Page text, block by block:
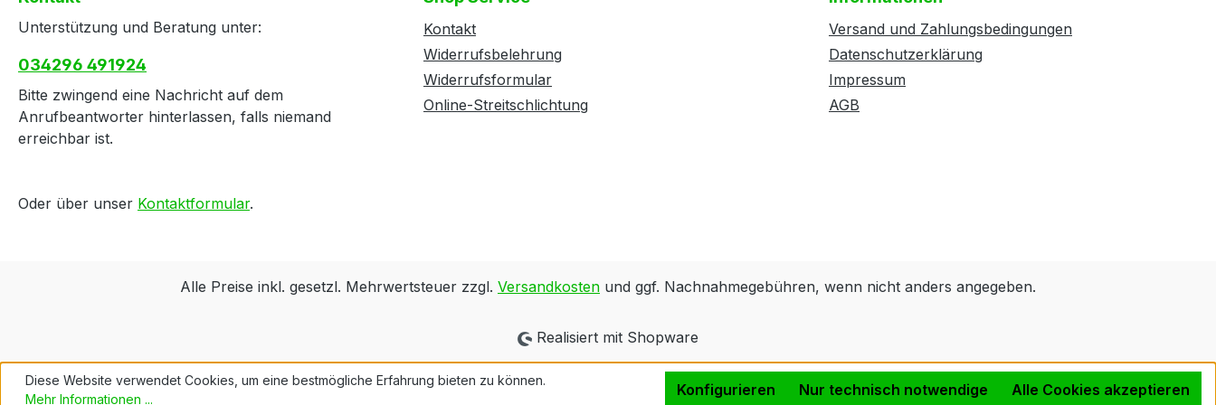
Unterstützung und Beratung unter:
034296 491924
Bitte zwingend eine Nachricht auf dem
Anrufbeantworter hinterlassen, falls niemand
erreichbar ist.
Oder über unser Kontaktformular.
Kontakt
Widerrufsbelehrung
Widerrufsformular
Online-Streitschlichtung
Versand und Zahlungsbedingungen
Datenschutzerklärung
Impressum
AGB
Alle Preise inkl. gesetzl. Mehrwertsteuer zzgl. Versandkosten und ggf. Nachnahmegebühren, wenn nicht anders angegeben.
Realisiert mit Shopware
Diese Website verwendet Cookies, um eine bestmögliche Erfahrung bieten zu können.
Mehr Informationen ...
Nur technisch notwendige
Konfigurieren Alle Cookies akzeptieren